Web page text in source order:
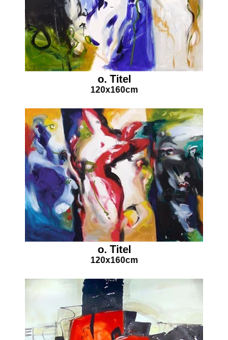
o. Titel
120x160cm
o. Titel
120x160cm